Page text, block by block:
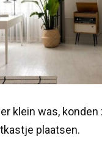
klein was, konden
plaatsen.